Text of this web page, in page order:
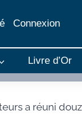
Connexion
Livre d’Or
a réuni